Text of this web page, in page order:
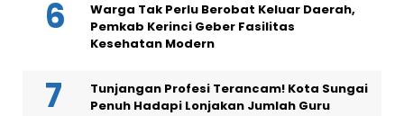
Warga Tak Perlu Berobat Keluar Daerah,
Pemkab Kerinci Geber Fasilitas
Kesehatan Modern
Tunjangan Profesi Terancam! Kota Sungai
Penuh Hadapi Lonjakan Jumlah Guru